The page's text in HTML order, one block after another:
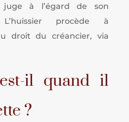
juge à l’égard de son
L’huissier procède à
droit du créancier, via
il quand il
?